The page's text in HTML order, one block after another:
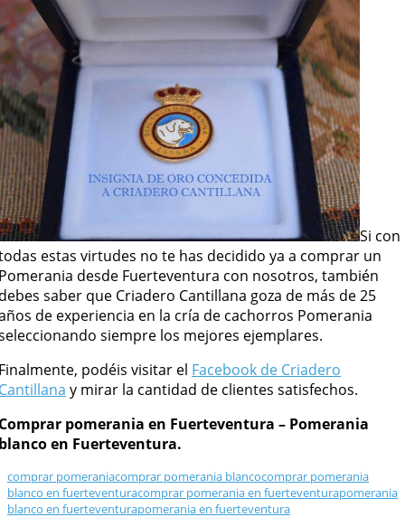
Si con
estas virtudes no te has decidido ya a comprar un
desde Fuerteventura con nosotros, también
saber que Criadero Cantillana goza de más de 25
de experiencia en la cría de cachorros Pomerania
siempre los mejores ejemplares.
podéis visitar el Facebook de Criadero
y mirar la cantidad de clientes satisfechos.
pomerania en Fuerteventura – Pomerania
en Fuerteventura.
comprar pomeraniacomprar pomerania blancocomprar pomerania
blanco en fuerteventuracomprar pomerania en fuerteventurapomerania
blanco en fuerteventurapomerania en fuerteventura